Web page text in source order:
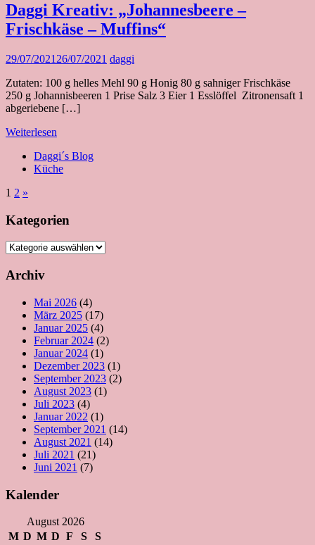
Daggi Kreativ: „Johannesbeere –
Frischkäse – Muffins“
29/07/2021 26/07/2021 daggi
Zutaten: 100 g helles Mehl 90 g Honig 80 g sahniger Frischkäse
250 g Johannisbeeren 1 Prise Salz 3 Eier 1 Esslöffel Zitronensaft 1
abgeriebene […]
Weiterlesen
Daggi´s Blog
Küche
Seitennummerierung
der
Beiträge
1 2 Nächste
»
Kategorien
Kategorien
Archiv
Mai 2026 (4)
März 2025 (17)
Januar 2025 (4)
Februar 2024 (2)
Januar 2024 (1)
Dezember 2023 (1)
September 2023 (2)
August 2023 (1)
Juli 2023 (4)
Januar 2022 (1)
September 2021 (14)
August 2021 (14)
Juli 2021 (21)
Juni 2021 (7)
Kalender
August 2026
M D M D F S S